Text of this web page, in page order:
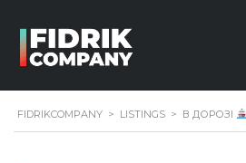
FIDRIKCOMPANY > LISTINGS > В ДОРОЗІ